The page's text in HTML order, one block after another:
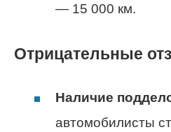
— 15 000 км.
Отрицательные
Наличие
автомобилисты